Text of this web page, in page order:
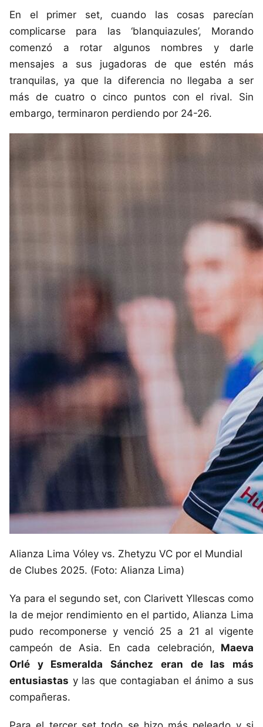
En el primer set, cuando las cosas parecían
complicarse para las ‘blanquiazules’, Morando
comenzó a rotar algunos nombres y darle
mensajes a sus jugadoras de que estén más
tranquilas, ya que la diferencia no llegaba a ser
más de cuatro o cinco puntos con el rival. Sin
embargo, terminaron perdiendo por 24-26.
Alianza Lima Vóley vs. Zhetyzu VC por el Mundial
de Clubes 2025. (Foto: Alianza Lima)
Ya para el segundo set, con Clarivett Yllescas como
la de mejor rendimiento en el partido, Alianza Lima
pudo recomponerse y venció 25 a 21 al vigente
campeón de Asia. En cada celebración, Maeva
Orlé y Esmeralda Sánchez eran de las más
entusiastas y las que contagiaban el ánimo a sus
compañeras.